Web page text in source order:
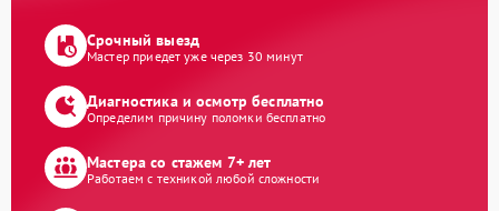
Срочный выезд
Мастер приедет уже через 30 минут
Диагностика и осмотр бесплатно
Определим причину поломки бесплатно
Мастера со стажем 7+ лет
Работаем с техникой любой сложности